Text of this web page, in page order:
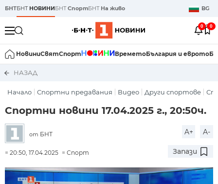
БНТБНТ НОВИНИБНТСпортБНТ На живо BG
0 0
НовиниСвятСпорт ВреметоБългария и еврото
НАЗАД
Начало Спортни предавания Видео Други спортове
Спортни новини 17.04.2025 г., 20:50ч.
от БНТ A+ A-
20:50, 17.04.2025 Спорт Запази